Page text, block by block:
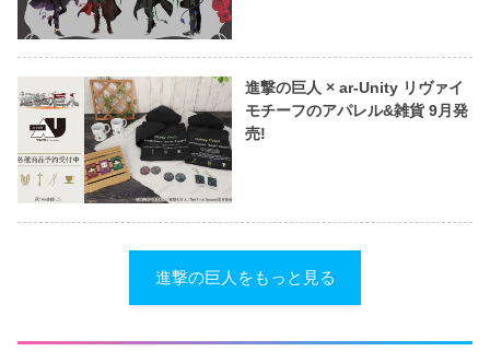
進撃の巨人 × ar-Unity リヴァイ
モチーフのアパレル&雑貨 9月発
売!
進撃の巨人をもっと見る